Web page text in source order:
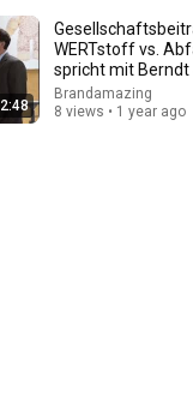
3.3M views
2:48
WERTstoff vs.
spricht mit Berndt
Brandamazing
8 views • 1 year ago